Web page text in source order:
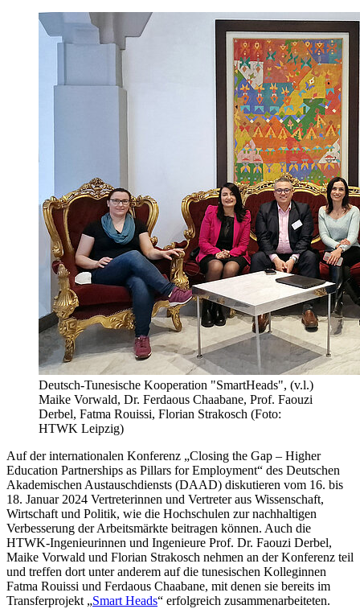
Deutsch-Tunesische Kooperation "SmartHeads", (v.l.)
Maike Vorwald, Dr. Ferdaous Chaabane, Prof. Faouzi
Derbel, Fatma Rouissi, Florian Strakosch (Foto:
HTWK Leipzig)
Auf der internationalen Konferenz „Closing the Gap – Higher
Education Partnerships as Pillars for Employment“ des Deutschen
Akademischen Austauschdiensts (DAAD) diskutieren vom 16. bis
18. Januar 2024 Vertreterinnen und Vertreter aus Wissenschaft,
Wirtschaft und Politik, wie die Hochschulen zur nachhaltigen
Verbesserung der Arbeitsmärkte beitragen können. Auch die
HTWK-Ingenieurinnen und Ingenieure Prof. Dr. Faouzi Derbel,
Maike Vorwald und Florian Strakosch nehmen an der Konferenz teil
und treffen dort unter anderem auf die tunesischen Kolleginnen
Fatma Rouissi und Ferdaous Chaabane, mit denen sie bereits im
Transferprojekt „Smart Heads“ erfolgreich zusammenarbeiteten.